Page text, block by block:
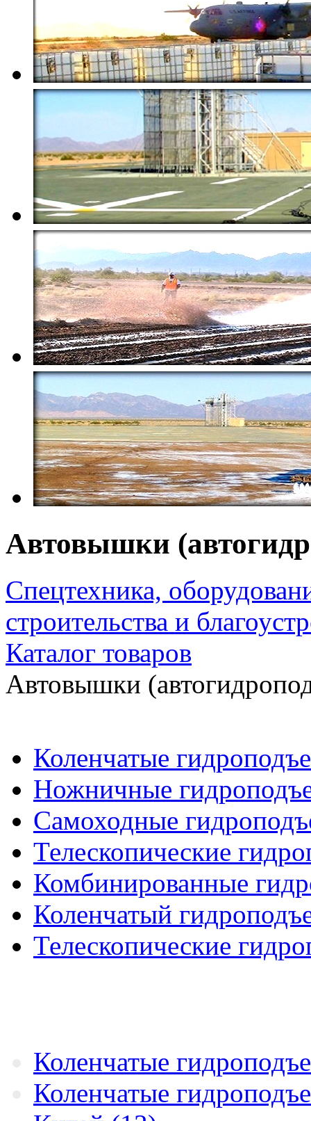
Автовышки
Спецтехника,
строительства и
Каталог товаров
Автовышки
Коленчатые
Ножничные
Самоходные
Телескопические
Комбинированные
Коленчатый
Телескопические
Коленчатые
Коленчатые